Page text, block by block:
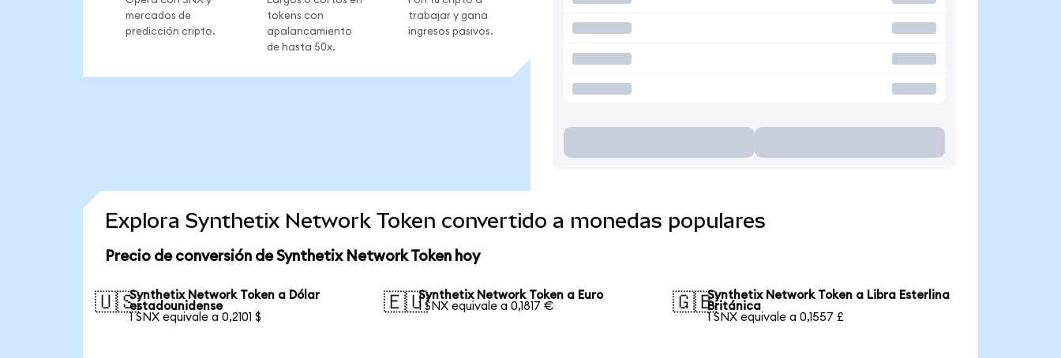
mercados de
predicción cripto.
tokens con
apalancamiento
de hasta 50x.
trabajar y gana
ingresos pasivos.
Explora Synthetix Network Token convertido a monedas populares
Precio de conversión de Synthetix Network Token hoy
🇺🇸Synthetix Network Token a Dólar
estadounidense
1 SNX equivale a 0,2101 $
🇪🇺Synthetix Network Token a Euro
1 SNX equivale a 0,1817 €
🇬🇧Synthetix Network Token a Libra Esterlina
Británica
1 SNX equivale a 0,1557 £